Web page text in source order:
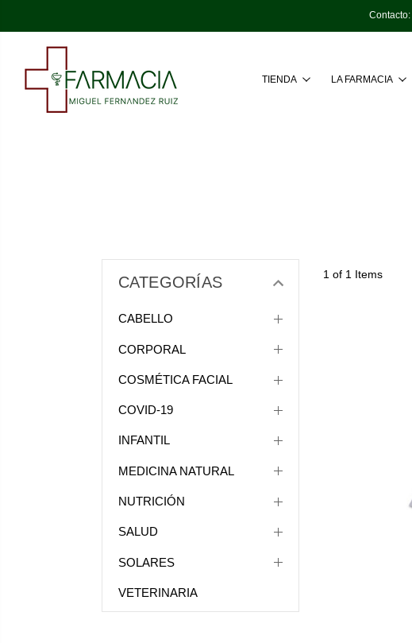
Contacto:
TIENDA LA FARMACIA
CATEGORÍAS
CABELLO
CORPORAL
COSMÉTICA FACIAL
COVID-19
INFANTIL
MEDICINA NATURAL
NUTRICIÓN
SALUD
SOLARES
VETERINARIA
1 of 1 Items